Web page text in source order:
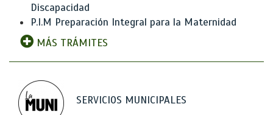
Discapacidad
P.I.M Preparación Integral para la Maternidad
MÁS TRÁMITES
SERVICIOS MUNICIPALES